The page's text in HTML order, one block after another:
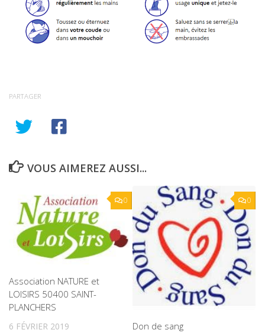
PARTAGER
VOUS AIMEREZ AUSSI...
0
Association NATURE et
LOISIRS 50400 SAINT-
PLANCHERS
6 FÉVRIER 2019
0
Don de sang